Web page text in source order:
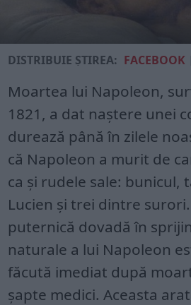
DISTRIBUIE ȘTIREA: FACEBOOK
Moartea lui Napoleon,
1821, a dat naștere unei
durează până în zilele
că Napoleon a murit de
ca și rudele sale: bunicul,
Lucien și trei dintre
puternică dovadă în
naturale a lui Napoleon
făcută imediat după
șapte medici. Aceasta